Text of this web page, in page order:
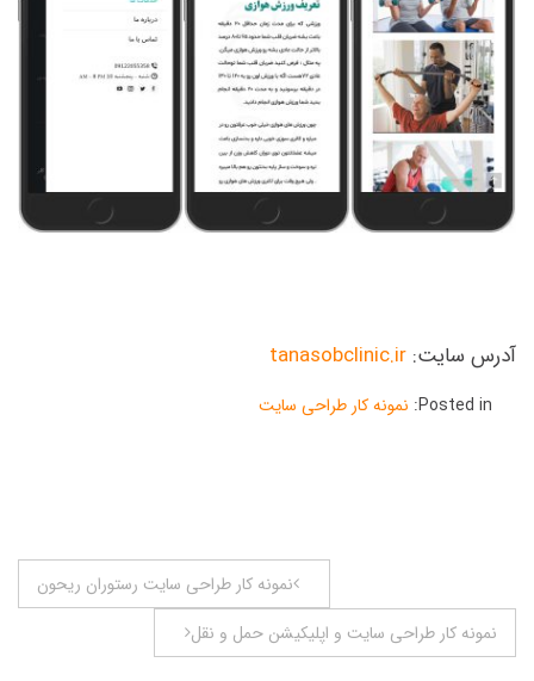
آدرس سایت: tanasobclinic.ir
Posted in: نمونه کار طراحی سایت
نوشته
نمونه کار طراحی سایت رستوران ریحون
نمونه کار طراحی سایت و اپلیکیشن حمل و نقل